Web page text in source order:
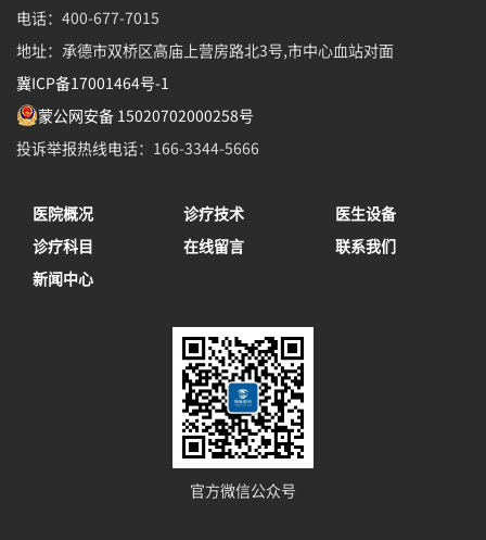
电话：400-677-7015
地址：承德市双桥区高庙上营房路北3号,市中心血站对面
冀ICP备17001464号-1
蒙公网安备 15020702000258号
投诉举报热线电话：166-3344-5666
医院概况 诊疗技术
医生设备
诊疗科目
在线留言
联系我们
新闻中心
官方微信公众号